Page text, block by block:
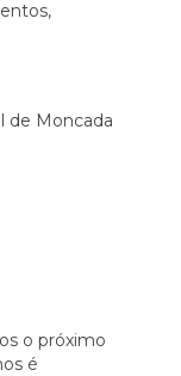
Moncada
o próximo
é